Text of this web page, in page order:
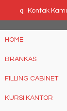
q Kontak Kami
HOME
BRANKAS
FILLING CABINET
KURSI KANTOR